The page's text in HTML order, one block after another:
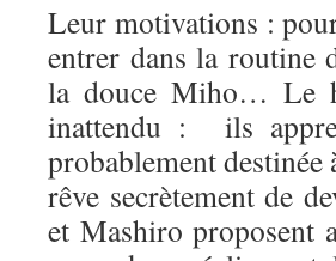
Leur motivations :
entrer dans la routine
la douce Miho… Le
inattendu : ils
probablement
rêve secrètement de
et Mashiro proposent